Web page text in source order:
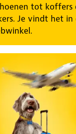
tot koffers
Je vindt het in